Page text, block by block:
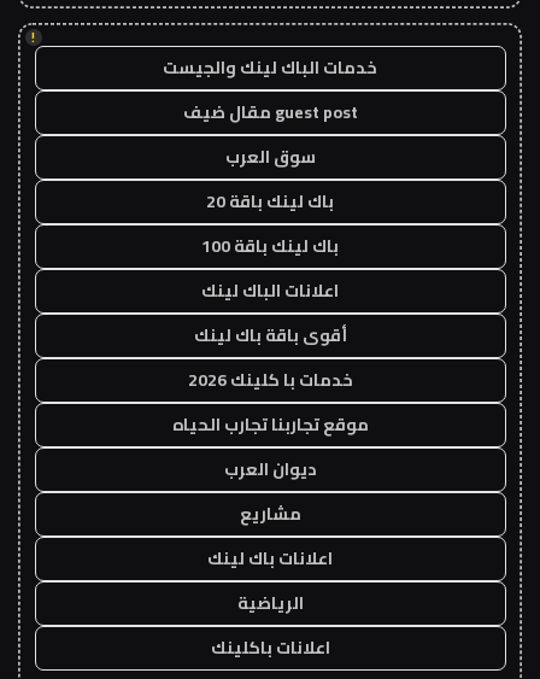
!
خدمات الباك لينك والجيست
guest post مقال ضيف
سوق العرب
باك لينك باقة 20
باك لينك باقة 100
اعلانات الباك لينك
أقوى باقة باك لينك
خدمات با كلينك 2026
موقع تجاربنا تجارب الحياه
ديوان العرب
مشاريع
اعلانات باك لينك
الرياضية
اعلانات باكلينك